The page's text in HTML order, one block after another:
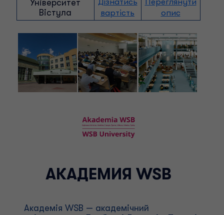
Університет
Вістула
вартість
опис
АКАДЕМИЯ WSB
Академія WSB — академічний